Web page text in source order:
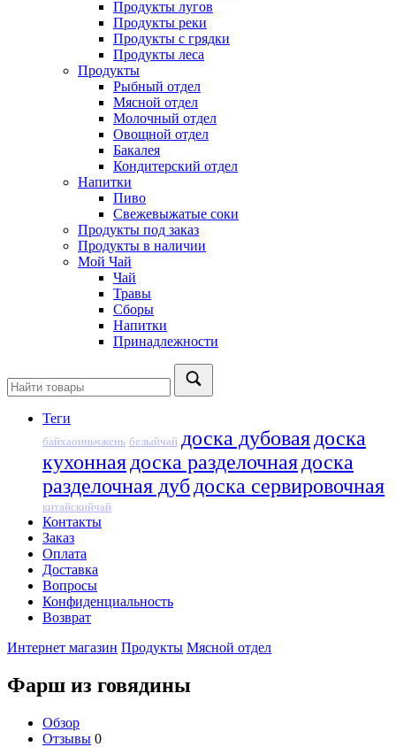
Продукты лугов
Продукты реки
Продукты с грядки
Продукты леса
Продукты
Рыбный отдел
Мясной отдел
Молочный отдел
Овощной отдел
Бакалея
Кондитерский отдел
Напитки
Пиво
Cвежевыжатые соки
Продукты под заказ
Продукты в наличии
Мой Чай
Чай
Травы
Сборы
Напитки
Принадлежности
Теги
байхаоиньчжень белыйчай доска дубовая доска
кухонная доска разделочная доска
разделочная дуб доска сервировочная
китайскийчай
Контакты
Заказ
Оплата
Доставка
Вопросы
Конфиденциальность
Возврат
Интернет магазин Продукты Мясной отдел
Фарш из говядины
Обзор
Отзывы 0